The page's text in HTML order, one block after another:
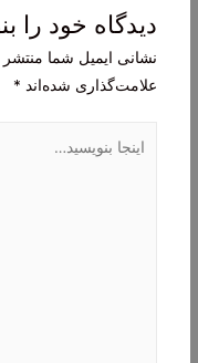
دیدگاه‌ خود را
نشانی ایمیل شما
علامت‌گذاری شده‌اند *
بنویسید…